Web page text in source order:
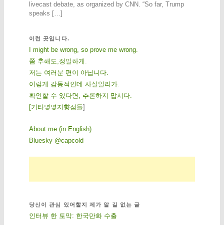
livecast debate, as organized by CNN. “So far, Trump
speaks […]
이런 곳입니다.
I might be wrong, so prove me wrong.
쫌 추해도,정밀하게.
저는 여러분 편이 아닙니다.
이렇게 감동적인데 사실일리가.
확인할 수 있다면, 추론하지 맙시다.
[기 타몇 몇 지 향점 들]
About me (in English)
Bluesky @capcold
당신이 관심 있어할지 제가 알 길 없는 글
인터뷰 한 토막: 한국만화 수출